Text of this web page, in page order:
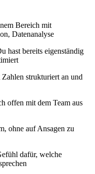
Bereich mit
Datenanalyse
hast bereits eigenständig
strukturiert an und
offen mit dem Team aus
ohne auf Ansagen zu
dafür, welche